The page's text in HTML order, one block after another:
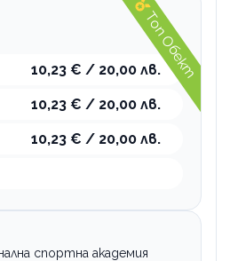
10,23 € / 20,00 лв.
10,23 € / 20,00 лв.
10,23 € / 20,00 лв.
Топ Обект
спортна академия